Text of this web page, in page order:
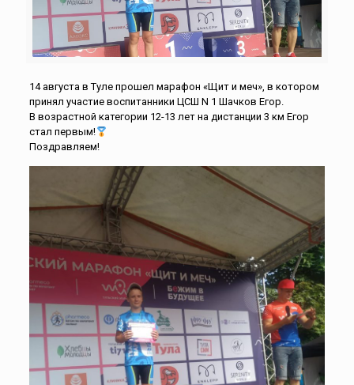
14 августа в Туле прошел марафон «Щит и меч», в котором
принял участие воспитанники ЦСШ N 1 Шачков Егор.
В возрастной категории 12-13 лет на дистанции 3 км Егор
стал первым!
Поздравляем!